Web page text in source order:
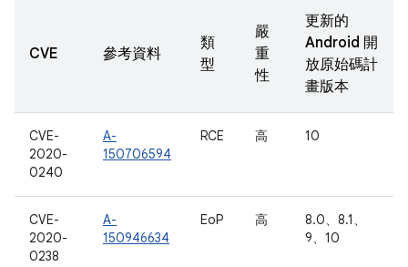
CVE 參考資料
類
型
嚴
重
性
更新的
Android 開
放原始碼計
畫版本
CVE-
2020-
0240
A-
150706594
RCE 高 10
CVE-
2020-
0238
A-
150946634
EoP 高
8.0、8.1、
9、10